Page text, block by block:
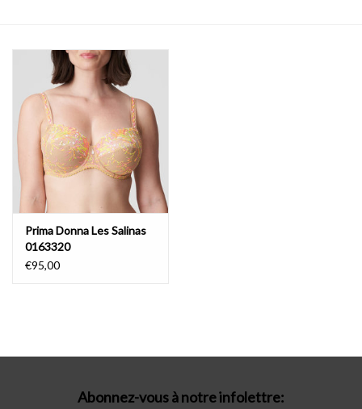
Lingerie-accessoires
Cartes-cadeaux
Prima Donna Les Salinas
0163320
€95,00
Abonnez-vous à notre infolettre: